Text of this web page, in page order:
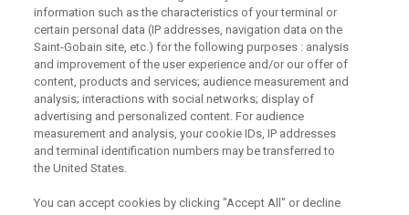
šroubů TB 3,5 x 25 mm je připevníme k ostění z
desek Habito® H.V případě, že dvířka budou
opatřena keramickým obkladem, měla by být k
tomuto účelu uzpůsobena.
information such as the characteristics of your terminal or
certain personal data (IP addresses, navigation data on the
Saint-Gobain site, etc.) for the following purposes : analysis
and improvement of the user experience and/or our offer of
content, products and services; audience measurement and
analysis; interactions with social networks; display of
advertising and personalized content. For audience
measurement and analysis, your cookie IDs, IP addresses
and terminal identification numbers may be transferred to
the United States.
You can accept cookies by clicking "Accept All" or decline